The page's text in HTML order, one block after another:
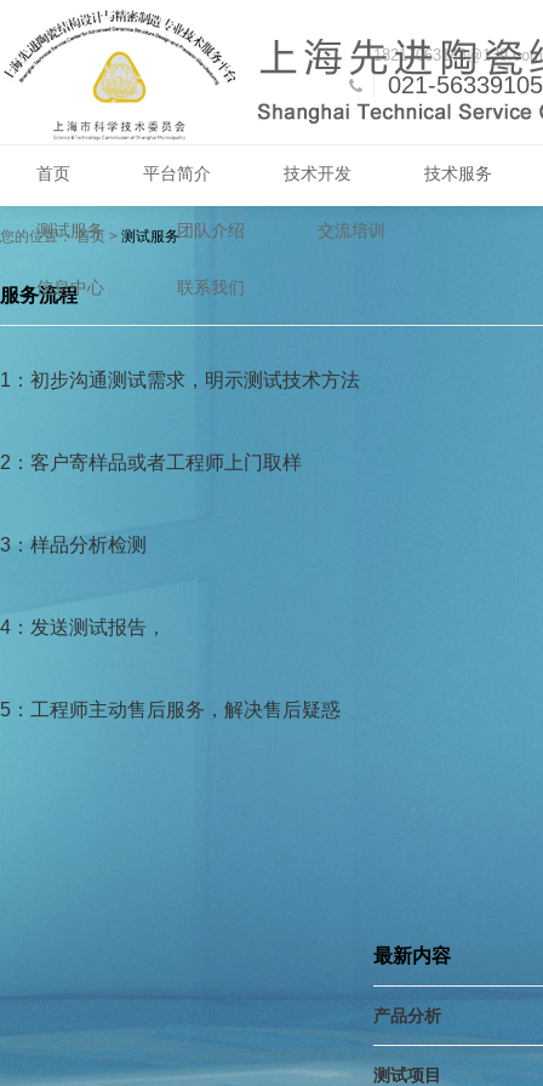
021-56339105
18217063148@139.com
首页 平台简介 技术开发 技术服务
测试服务 团队介绍 交流培训
信息中心 联系我们
您的位置：首页 > 测试服务
服务流程
1：初步沟通测试需求，明示测试技术方法
2：客户寄样品或者工程师上门取样
3：样品分析检测
4：发送测试报告，
5：工程师主动售后服务，解决售后疑惑
最新内容
产品分析
测试项目